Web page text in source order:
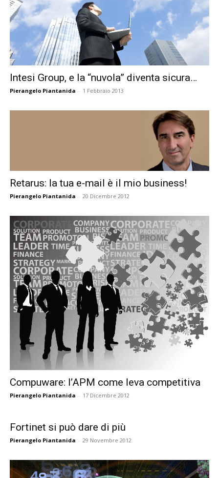
Intesi Group, e la “nuvola” diventa sicura…
Pierangelo Piantanida - 1 Febbraio 2013
Retarus: la tua e-mail è il mio business!
Pierangelo Piantanida - 20 Dicembre 2012
Compuware: l’APM come leva competitiva
Pierangelo Piantanida - 17 Dicembre 2012
Fortinet si può dare di più
Pierangelo Piantanida - 29 Novembre 2012